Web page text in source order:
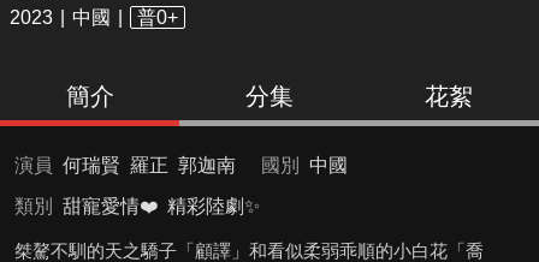
2023 中國 普0+
簡介 分集 花絮
演員 何瑞賢 羅正 郭迦南 國別
中國
類別
甜寵愛情❤️ 精彩陸劇✨
桀驁不馴的天之驕子「顧譯」和看似柔弱乖順的小白花「喬